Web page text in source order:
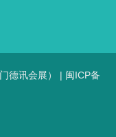
德讯会展） | 闽ICP备